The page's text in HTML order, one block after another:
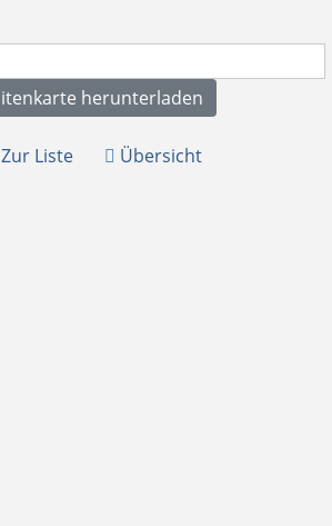
Zur Liste Übersicht